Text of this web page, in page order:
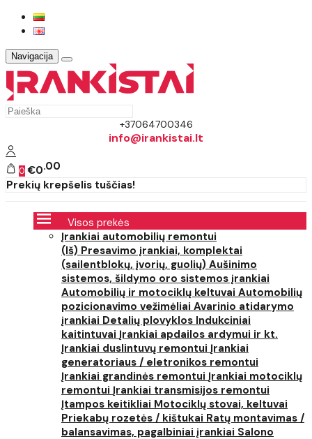
Navigacija
+37064700346
info@irankistai.lt
0 €0 00
Prekių krepšelis tuščias!
Visos prekės
Įrankiai automobilių remontui
(Iš) Presavimo įrankiai, komplektai
(sailentblokų, įvorių, guolių) Aušinimo
sistemos, šildymo oro sistemos įrankiai
Automobilių ir motociklų keltuvai Automobilių
pozicionavimo vežimėliai Avarinio atidarymo
įrankiai Detalių plovyklos Indukciniai
kaitintuvai Įrankiai apdailos ardymui ir kt.
Įrankiai duslintuvų remontui Įrankiai
generatoriaus / eletronikos remontui
Įrankiai grandinės remontui Įrankiai motociklų
remontui Įrankiai transmisijos remontui
Įtampos keitikliai Motociklų stovai, keltuvai
Priekabų rozetės / kištukai Ratų montavimas /
balansavimas, pagalbiniai įrankiai Salono